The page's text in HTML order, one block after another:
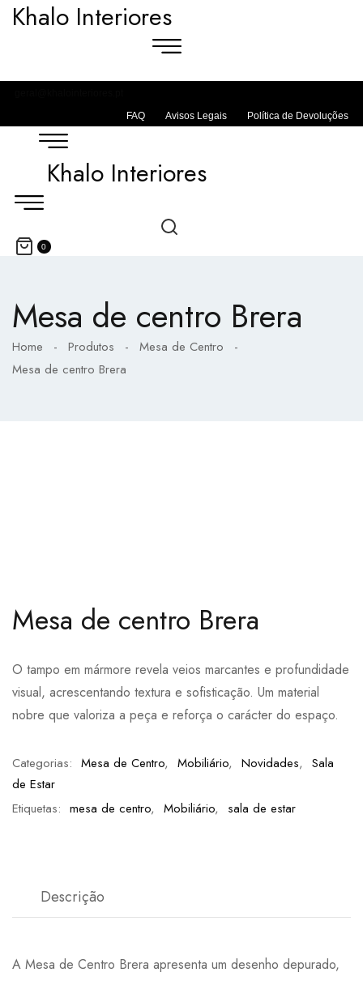
Khalo Interiores
FAQ
Avisos Legais Política de Devoluções
Khalo Interiores
0
Mesa de centro Brera
Home - Produtos - Mesa de Centro
-
Mesa de centro Brera
Mesa de centro Brera
O tampo em mármore revela veios marcantes e profundidade
visual, acrescentando textura e sofisticação. Um material
nobre que valoriza a peça e reforça o carácter do espaço.
Categorias: Mesa de Centro, Mobiliário, Novidades, Sala
de Estar
Etiquetas: mesa de centro, Mobiliário, sala de estar
Descrição
A Mesa de Centro Brera apresenta um desenho depurado,